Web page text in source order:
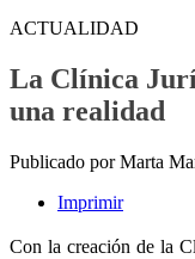
ACTUALIDAD
La Clínica
una realidad
Publicado por Marta
Imprimir
Con la creación de la